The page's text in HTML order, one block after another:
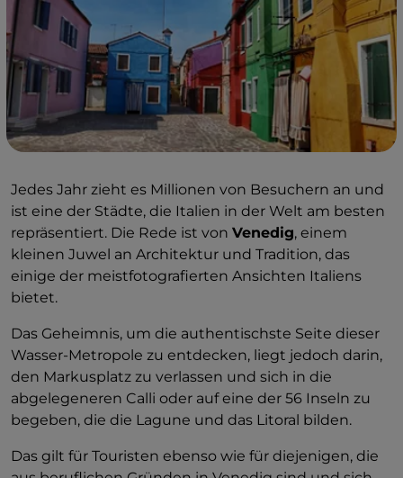
Jedes Jahr zieht es Millionen von Besuchern an und
ist eine der Städte, die Italien in der Welt am besten
repräsentiert. Die Rede ist von Venedig, einem
kleinen Juwel an Architektur und Tradition, das
einige der meistfotografierten Ansichten Italiens
bietet.
Das Geheimnis, um die authentischste Seite dieser
Wasser-Metropole zu entdecken, liegt jedoch darin,
den Markusplatz zu verlassen und sich in die
abgelegeneren Calli oder auf eine der 56 Inseln zu
begeben, die die Lagune und das Litoral bilden.
Das gilt für Touristen ebenso wie für diejenigen, die